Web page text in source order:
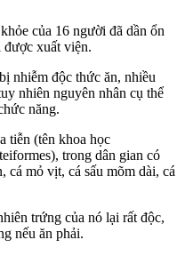
của 16 người đã dần ổn
được xuất viện.
nhiễm độc thức ăn, nhiều
nhiên nguyên nhân cụ thể
năng.
tiễn (tên khoa học
trong dân gian có
cá mỏ vịt, cá sấu mõm dài, cá
trứng của nó lại rất độc,
nếu ăn phải.